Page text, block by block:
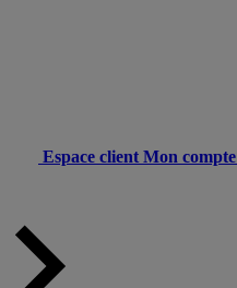
Espace client Mon compte